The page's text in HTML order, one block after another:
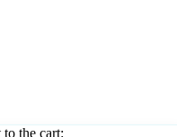
the cart: